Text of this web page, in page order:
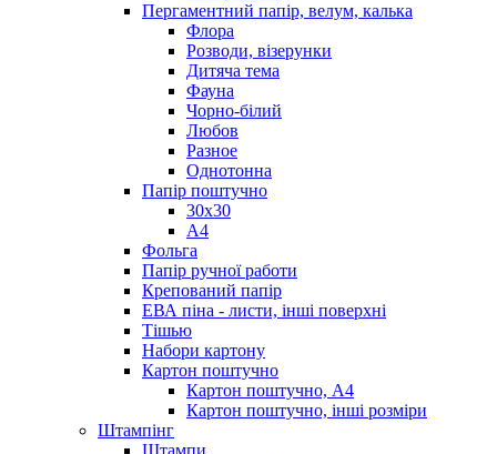
Пергаментний папір, велум, калька
Флора
Розводи, візерунки
Дитяча тема
Фауна
Чорно-білий
Любов
Разное
Однотонна
Папір поштучно
30х30
А4
Фольга
Папір ручної работи
Крепований папір
ЕВА піна - листи, інші поверхні
Тішью
Набори картону
Картон поштучно
Картон поштучно, А4
Картон поштучно, інші розміри
Штампінг
Штампи